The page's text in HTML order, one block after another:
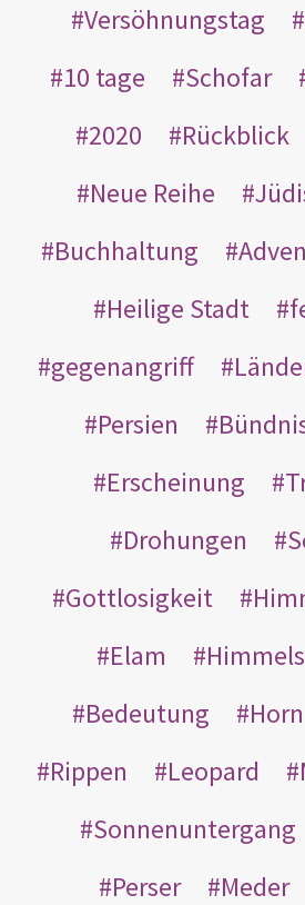
Versöhnungstag
10 tage
Schofar
2020
Rückblick
Neue Reihe
Buchhaltung
Heilige Stadt
gegenangriff
Persien
Erscheinung
Drohungen
Gottlosigkeit
Elam
Bedeutung
Horn
Rippen
Leopard
Sonnenuntergang
Perser
Meder